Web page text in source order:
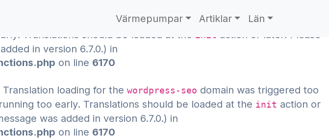
. Translation loading for theacfdomain was triggered too early. This is
Translations should be loaded at the init action or later. Please
in version 6.7.0.) in
on line 6170
Translation loading for the wordpress-seo domain was triggered too
too early. Translations should be loaded at the init action or
was added in version 6.7.0.) in
on line 6170
Värmepumpar Artiklar Län